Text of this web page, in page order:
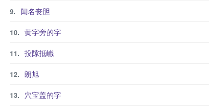
闻名丧胆
黄字旁的字
投隙抵巇
朗旭
穴宝盖的字